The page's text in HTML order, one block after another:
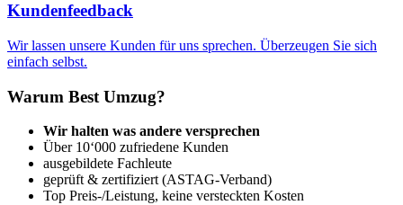
Kundenfeedback
Wir lassen unsere Kunden für uns sprechen. Überzeugen Sie sich
einfach selbst.
Warum Best Umzug?
Wir halten was andere versprechen
Über 10‘000 zufriedene Kunden
ausgebildete Fachleute
geprüft & zertifiziert (ASTAG-Verband)
Top Preis-/Leistung, keine versteckten Kosten